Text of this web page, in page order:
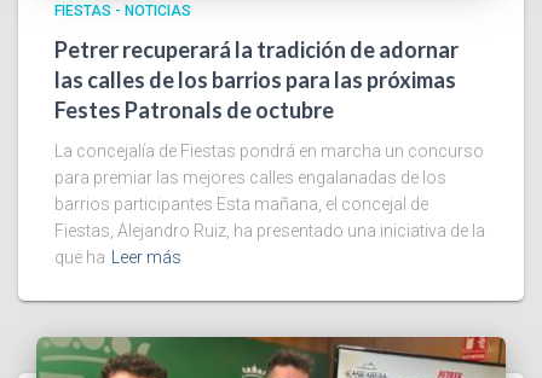
FIESTAS - NOTICIAS
Petrer recuperará la tradición de adornar
las calles de los barrios para las próximas
Festes Patronals de octubre
La concejalía de Fiestas pondrá en marcha un concurso
para premiar las mejores calles engalanadas de los
barrios participantes Esta mañana, el concejal de
Fiestas, Alejandro Ruiz, ha presentado una iniciativa de la
que ha Leer más